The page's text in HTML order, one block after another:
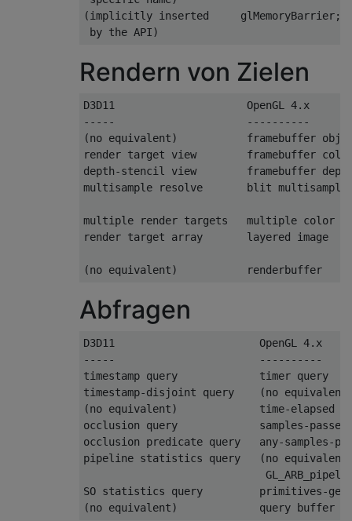
(implicitly inserted     glMemoryBarrier;
by the API)
Rendern von Zielen
D3D11                     OpenGL 4.x
-----                     ----------
(no equivalent)           framebuffer
render target view        framebuffer color
depth-stencil view        framebuffer
multisample resolve       blit
multiple render targets   multiple color
render target array       layered image
(no equivalent)           renderbuffer
Abfragen
D3D11                       OpenGL 4.x
-----                       ----------
timestamp query             timer query
timestamp-disjoint query    (no
(no equivalent)             time-elapsed
occlusion query             samples-passed
occlusion predicate query   any-samples-
pipeline statistics query   (no equivalent
SO statistics query         primitives-
(no equivalent)             query buffer